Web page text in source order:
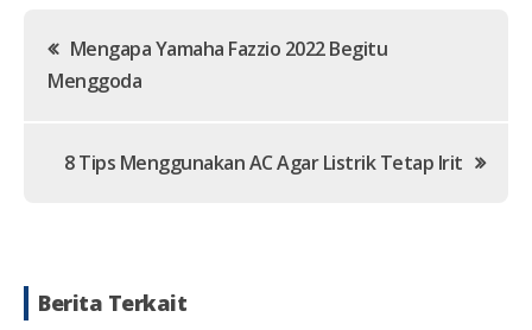
Post
navigation
Mengapa Yamaha Fazzio 2022 Begitu
Menggoda
8 Tips Menggunakan AC Agar Listrik Tetap Irit
Berita Terkait